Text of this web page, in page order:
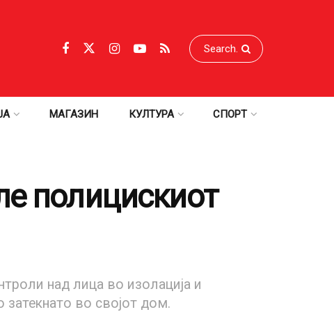
МАГАЗИН КУЛТУРА СПОРТ
полицискиот
над лица во изолација и
затекнато во својот дом.